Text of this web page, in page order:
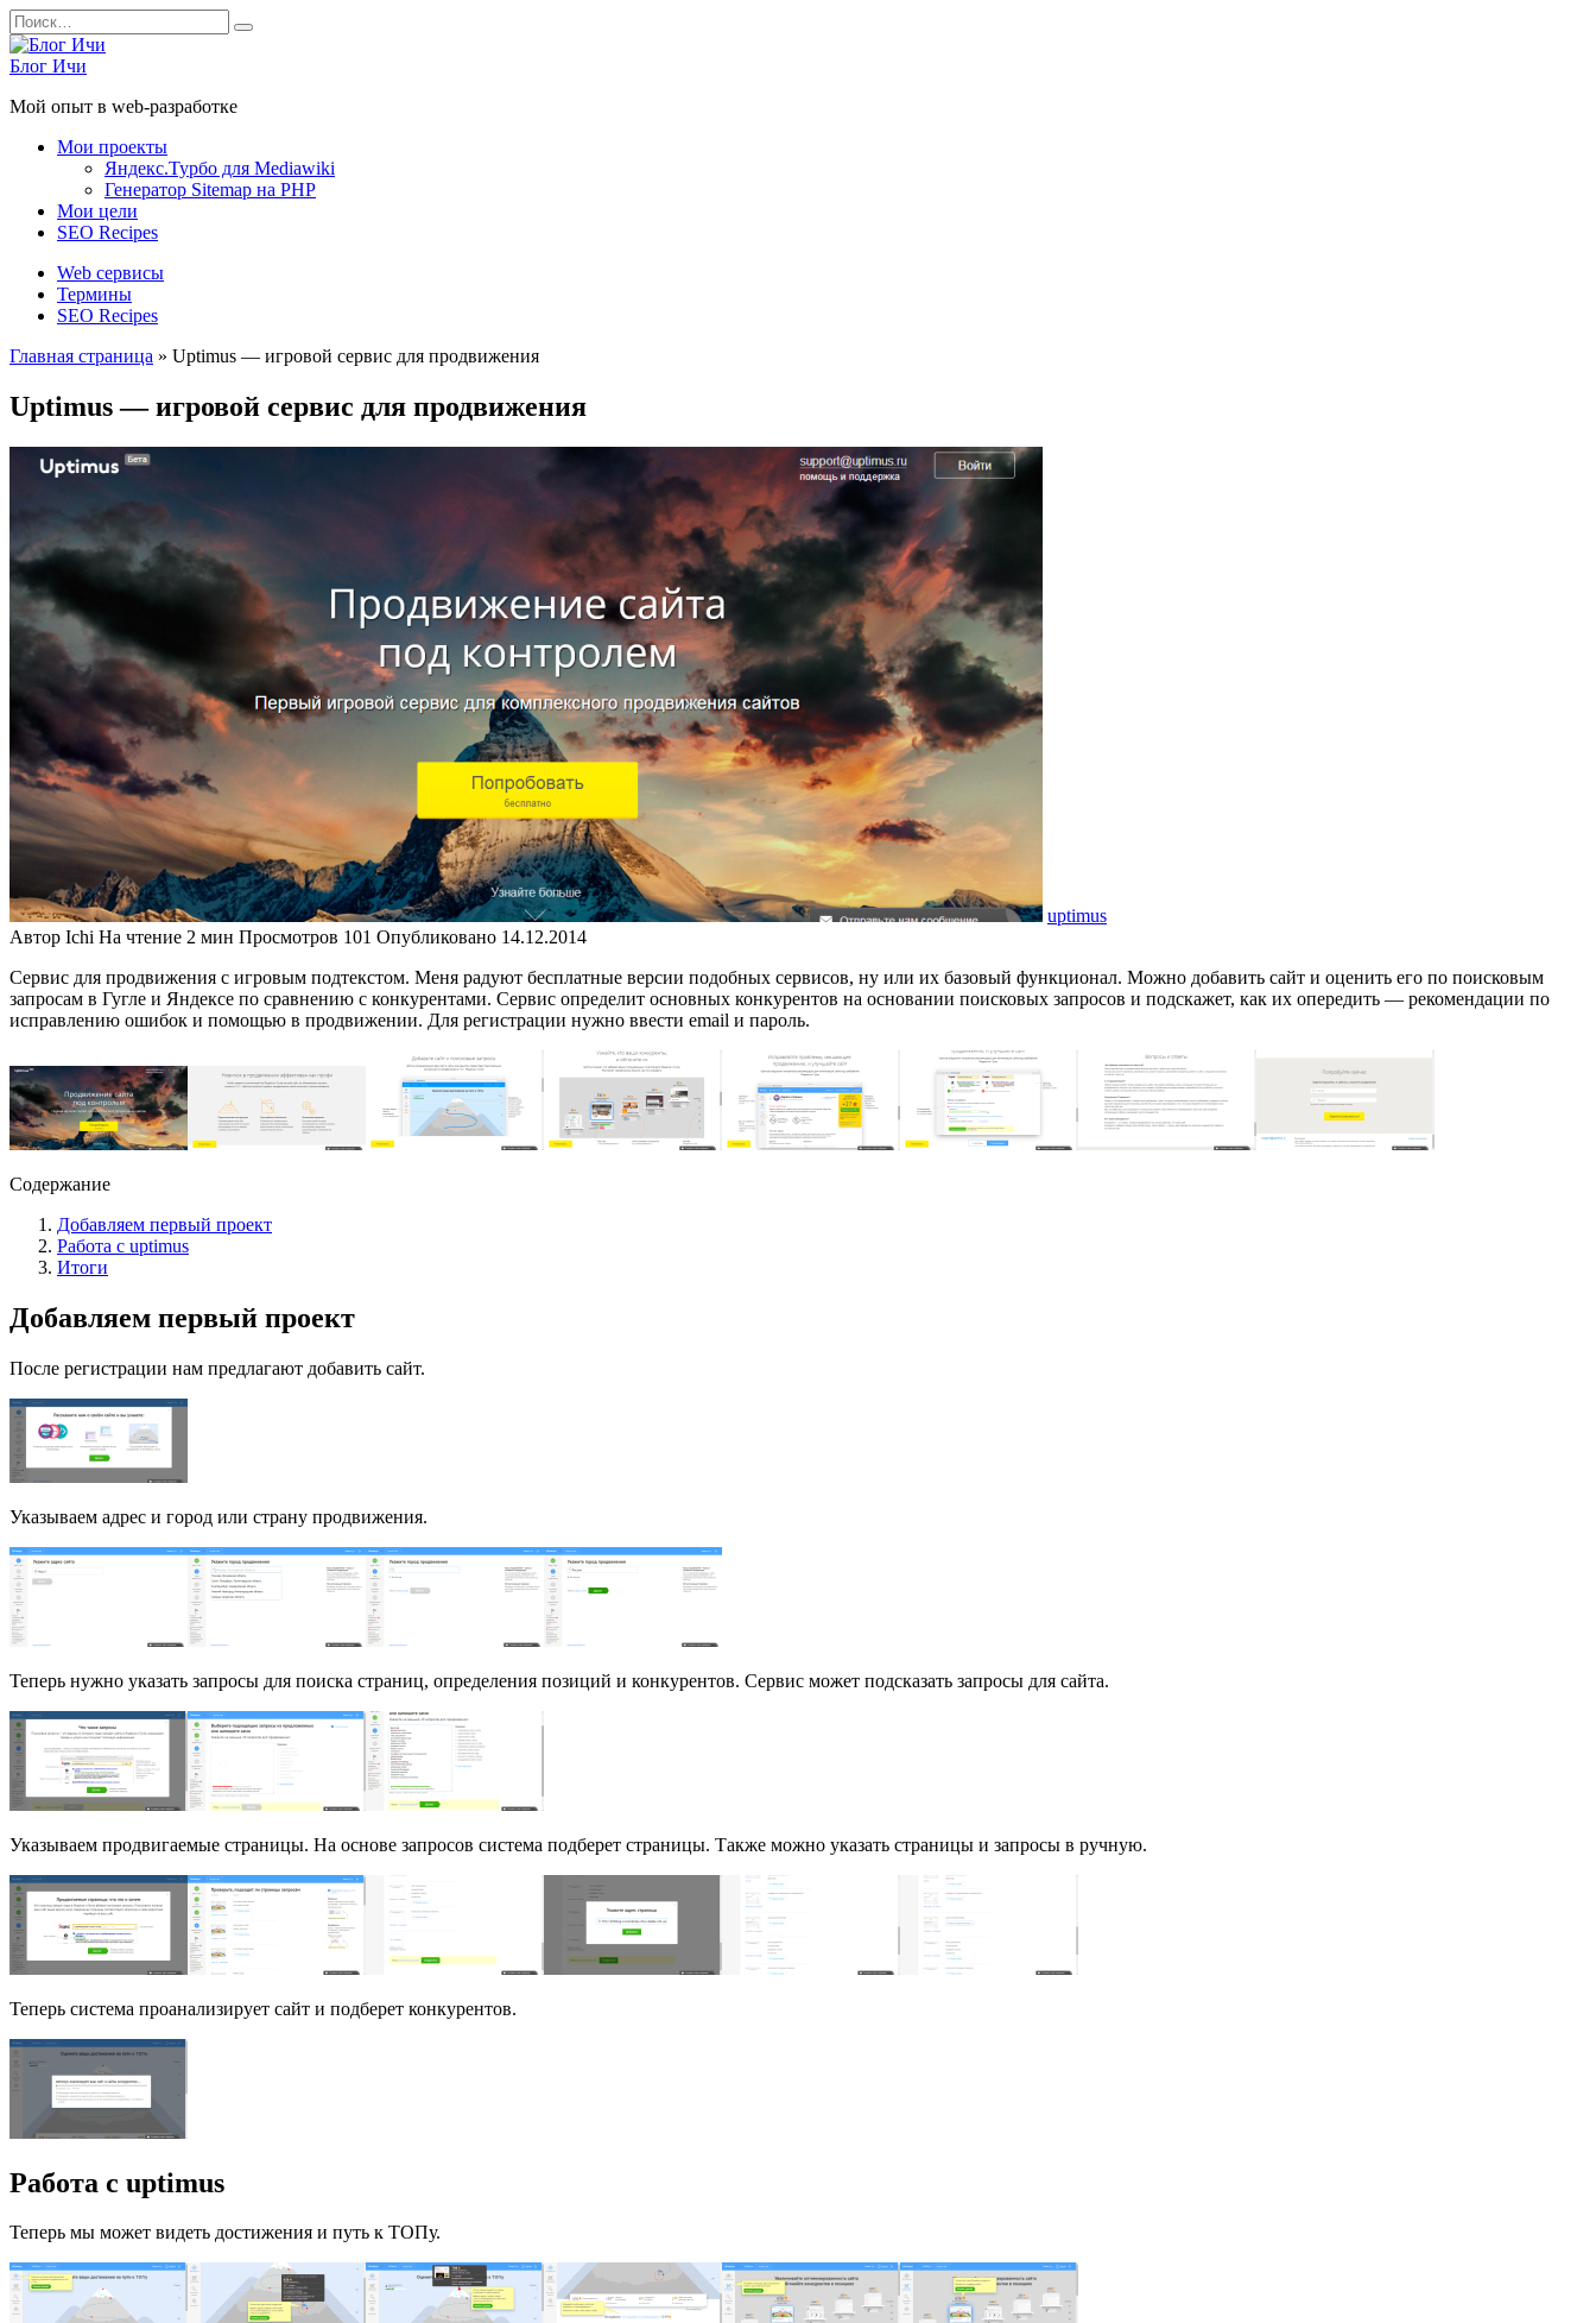
Перейти
к
содержанию
Search
for:
Блог Ичи
Мой опыт в web-разработке
Мои проекты
Яндекс.Турбо для Mediawiki
Генератор Sitemap на PHP
Мои цели
SEO Recipes
Web сервисы
Термины
SEO Recipes
Главная страница » Uptimus — игровой сервис для продвижения
Uptimus — игровой сервис для продвижения
uptimus
Автор Ichi На чтение 2 мин Просмотров 101 Опубликовано 14.12.2014
Сервис для продвижения с игровым подтекстом. Меня радуют бесплатные версии подобных сервисов, ну или их базовый функционал. Можно добавить сайт и оценить его по поисковым
запросам в Гугле и Яндексе по сравнению с конкурентами. Сервис определит основных конкурентов на основании поисковых запросов и подскажет, как их опередить — рекомендации по
исправлению ошибок и помощью в продвижении. Для регистрации нужно ввести email и пароль.
Содержание
Добавляем первый проект
Работа с uptimus
Итоги
Добавляем первый проект
После регистрации нам предлагают добавить сайт.
Указываем адрес и город или страну продвижения.
Теперь нужно указать запросы для поиска страниц, определения позиций и конкурентов. Сервис может подсказать запросы для сайта.
Указываем продвигаемые страницы. На основе запросов система подберет страницы. Также можно указать страницы и запросы в ручную.
Теперь система проанализирует сайт и подберет конкурентов.
Работа с uptimus
Теперь мы может видеть достижения и путь к ТОПу.